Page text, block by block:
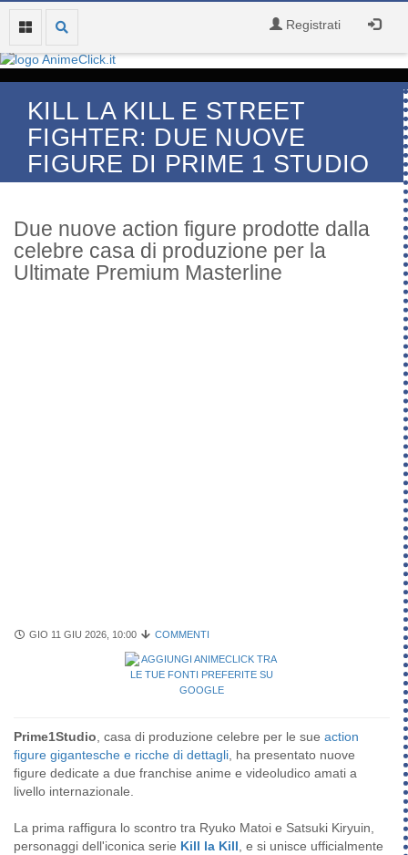
Registrati
KILL LA KILL E STREET
FIGHTER: DUE NUOVE
FIGURE DI PRIME 1 STUDIO
Due nuove action figure prodotte dalla
celebre casa di produzione per la
Ultimate Premium Masterline
GIO 11 GIU 2026, 10:00 COMMENTI
Prime1Studio , casa di produzione celebre per le sue action
figure gigantesche e ricche di dettagli , ha presentato nuove
figure dedicate a due franchise anime e videoludico amati a
livello internazionale.
La prima raffigura lo scontro tra Ryuko Matoi e Satsuki Kiryuin,
personaggi dell'iconica serie Kill la Kill , e si unisce ufficialmente